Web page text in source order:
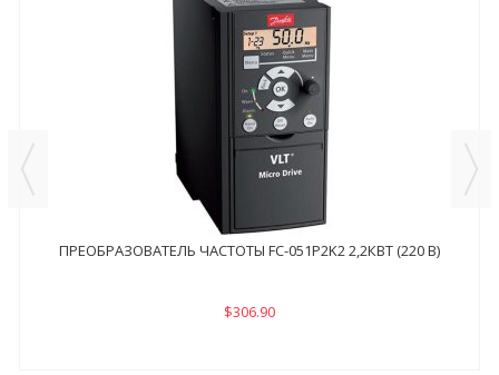
ПРЕОБРАЗОВАТЕЛЬ ЧАСТОТЫ FC-051P2K2 2,2КВТ (220 В)
$306.90